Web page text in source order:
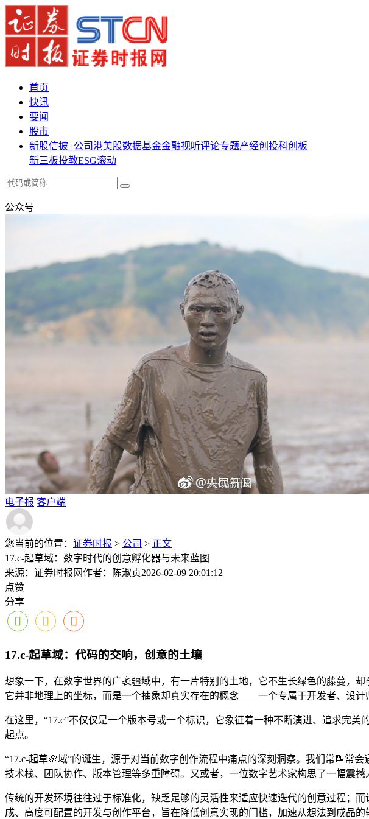
首页
快讯
要闻
股市
新股信披+公司港美股数据基金金融视听评论专题产经创投科创板
新三板投教ESG滚动
公众号
电子报 客户端
您当前的位置： 证券时报 > 公司 > 正文
17.c-起草域：数字时代的创意孵化器与未来蓝图
来源：证券时报网作者：陈淑贞2026-02-09 20:01:12
点赞
分享
17.c-起草域：代码的交响，创意的土壤
想象一下，在数字世界的广袤疆域中，有一片特别的土地，它不生长绿色的藤蔓，
它并非地理上的坐标，而是一个抽象却真实存在的概念——一个专属于开发者、设计
在这里，“17.c”不仅仅是一个版本号或一个标识，它象征着一种不断演进、追求完
起点。
“17.c-起草🌸域”的诞生，源于对当前数字创作流程中痛点的深刻洞察。我们常📝常
技术栈、团队协作、版本管理等多重障碍。又或者，一位数字艺术家构思了一幅震
传统的开发环境往往过于标准化，缺乏足够的灵活性来适应快速迭代的创意过程；
成、高度可配置的开发与创作平台，旨在降低创意实现的门槛，加速从想法到成品的